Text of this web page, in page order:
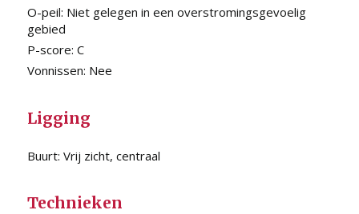
O-peil: Niet gelegen in een overstromingsgevoelig
gebied
P-score: C
Vonnissen: Nee
Ligging
Buurt: Vrij zicht, centraal
Technieken